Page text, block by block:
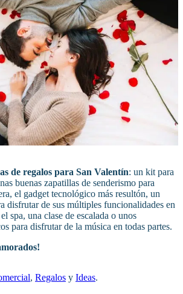
de regalos para San Valentín: un kit para
buenas zapatillas de senderismo para
el gadget tecnológico más resultón, un
disfrutar de sus múltiples funcionalidades en
spa, una clase de escalada o unos
para disfrutar de la música en todas partes.
, Regalos y Ideas.